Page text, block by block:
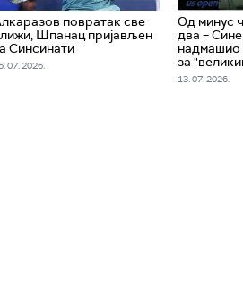
повратак све
Шпанац пријављен
Синсинати
07. 2026.
Од минус
два –
надмашио
за
13. 07. 2026.